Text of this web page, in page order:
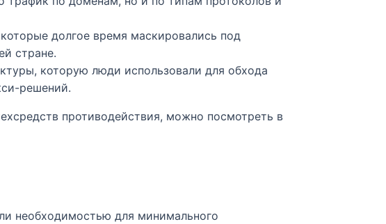
долгое время маскировались под
стране.​
которую люди использовали для обхода
решений.​​
противодействия, можно посмотреть в
необходимостью для минимального